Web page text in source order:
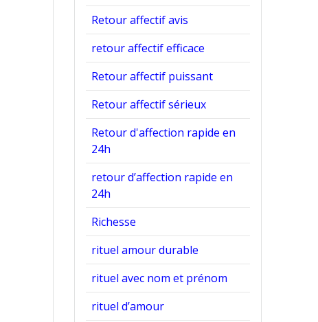
Retour affectif avis
retour affectif efficace
Retour affectif puissant
Retour affectif sérieux
Retour d'affection rapide en
24h
retour d’affection rapide en
24h
Richesse
rituel amour durable
rituel avec nom et prénom
rituel d’amour